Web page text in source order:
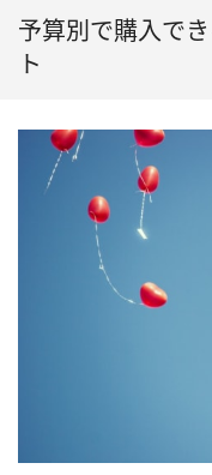
予算別で購入で
ト